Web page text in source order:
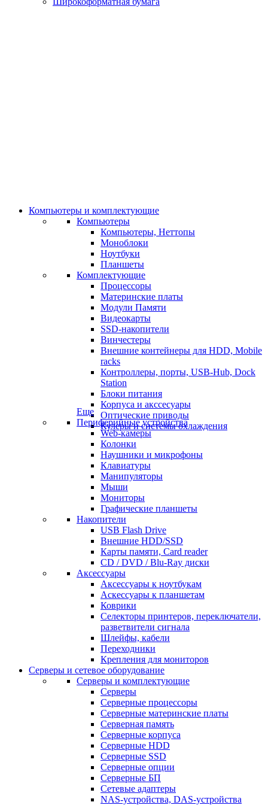
Компьютеры и комплектующие
Компьютеры
Компьютеры, Неттопы
Моноблоки
Ноутбуки
Планшеты
Комплектующие
Процессоры
Материнские платы
Модули Памяти
Видеокарты
SSD-накопители
Винчестеры
Внешние контейнеры для HDD, Mobile
racks
Контроллеры, порты, USB-Hub, Dock
Station
Блоки питания
Корпуса и акссесуары
Оптические приводы
Кулеры и системы охлаждения
Еще
Периферийные устройства
Web-камеры
Колонки
Наушники и микрофоны
Клавиатуры
Манипуляторы
Мыши
Мониторы
Графические планшеты
Накопители
USB Flash Drive
Внешние HDD/SSD
Карты памяти, Card reader
CD / DVD / Blu-Ray диски
Аксессуары
Аксессуары к ноутбукам
Аскессуары к планшетам
Коврики
Селекторы принтеров, переключатели,
разветвители сигнала
Шлейфы, кабели
Переходники
Крепления для мониторов
Серверы и сетевое оборудование
Серверы и комплектующие
Серверы
Серверные процессоры
Серверные материнские платы
Серверная память
Серверные корпуса
Серверные HDD
Серверные SSD
Серверные опции
Серверные БП
Сетевые адаптеры
NAS-устройства, DAS-устройства